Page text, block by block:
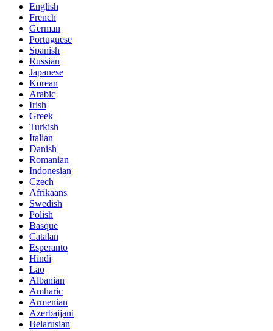
English
French
German
Portuguese
Spanish
Russian
Japanese
Korean
Arabic
Irish
Greek
Turkish
Italian
Danish
Romanian
Indonesian
Czech
Afrikaans
Swedish
Polish
Basque
Catalan
Esperanto
Hindi
Lao
Albanian
Amharic
Armenian
Azerbaijani
Belarusian